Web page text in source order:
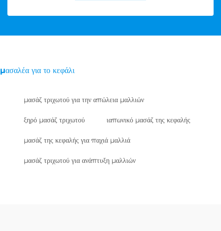
μασαλέα για το κεφάλι
μασάζ τριχωτού για την απώλεια μαλλιών
ξηρό μασάζ τριχωτού ιαπωνικό μασάζ της κεφαλής
μασάζ της κεφαλής για παχιά μαλλιά
μασάζ τριχωτού για ανάπτυξη μαλλιών